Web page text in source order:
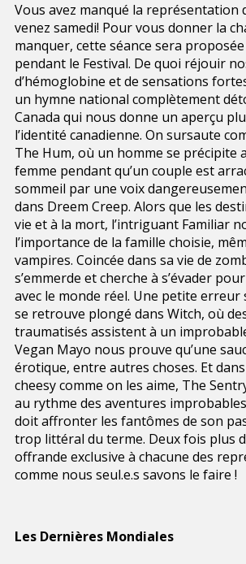
Vous avez manqué la représentation
venez samedi! Pour vous donner la
manquer, cette séance sera
pendant le Festival. De quoi réjouir
d’hémoglobine et de sensations
un hymne national complètement
Canada qui nous donne un aperçu
l’identité canadienne. On sursaute
The Hum, où un homme se précipite
femme pendant qu’un couple est
sommeil par une voix
dans Dreem Creep. Alors que les
vie et à la mort, l’intriguant Familiar
l’importance de la famille choisie,
vampires. Coincée dans sa vie de
s’emmerde et cherche à s’évader
avec le monde réel. Une petite erreur
se retrouve plongé dans Witch, où
traumatisés assistent à un
Vegan Mayo nous prouve qu’une
érotique, entre autres choses. Et
cheesy comme on les aime, The
au rythme des aventures
doit affronter les fantômes de son
trop littéral du terme. Deux fois plus
offrande exclusive à chacune des
comme nous seul.e.s savons le faire !
Les Dernières Mondiales